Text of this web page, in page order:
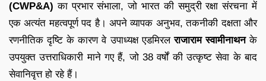
(CWP&A) का प्रभार संभाला, जो भारत की समुद्री रक्षा संरचना में
एक अत्यंत महत्वपूर्ण पद है। अपने व्यापक अनुभव, तकनीकी दक्षता और
रणनीतिक दृष्टि के कारण वे उपाध्यक्ष एडमिरलराजाराम स्वामीनाथनके
उपयुक्त उत्तराधिकारी माने गए हैं, जो 38 वर्षों की उत्कृष्ट सेवा के बाद
सेवानिवृत्त हो रहे हैं।